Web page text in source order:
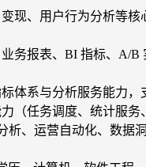
现、用户行为分析等核
务报表、BI 指标、A/B
体系与分析服务能力，
（任务调度、统计服务
析、运营自动化、数据